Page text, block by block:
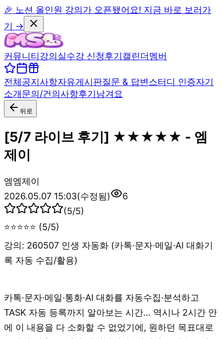
🎉 노션 올인원 강의가 오픈됐어요! 지금 바로 보러가
기 →
커뮤니티강의실수강 신청후기캘린더멤버
전체공지사항자유게시판질문 & 답변스터디 인증자기
소개문의/건의사항후기남겨요
뒤로
[5/7 라이브 후기] ★★★★★ - 엠
제이
엠엠제이
2026.05.07 15:03(수정됨)
6
(5/5)
⭐⭐⭐⭐⭐ (5/5)
강의: 260507 인생 자동화 (카톡·문자·메일·AI 대화기
록 자동 수집/활용)
카톡·문자·메일·통화·AI 대화를 자동수집·분석하고
TASK 자동 등록까지 알아보는 시간... 역시나 2시간 안
에 이 내용을 다 소화할 수 없었기에, 원하던 목표대로